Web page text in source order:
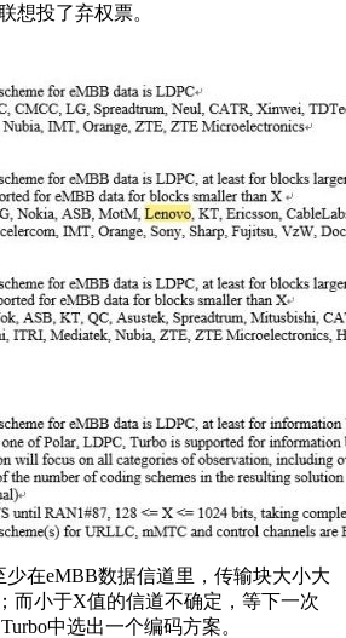
想投了弃权票。
在eMBB数据信道里，传输块大小大
而小于X值的信道不确定，等下一次
中选出一个编码方案。